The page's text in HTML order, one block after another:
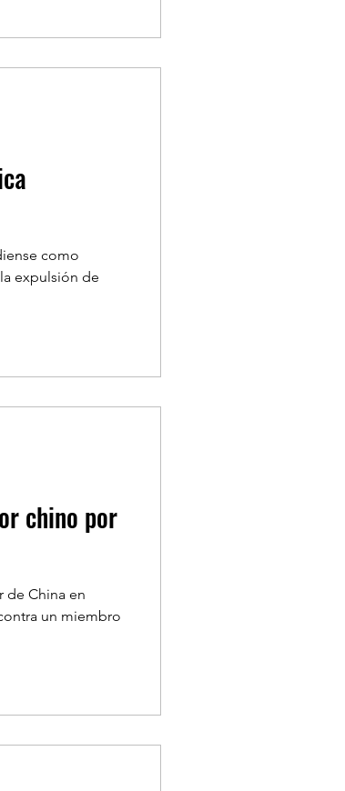
como
expulsión de
chino por
de China en
un miembro